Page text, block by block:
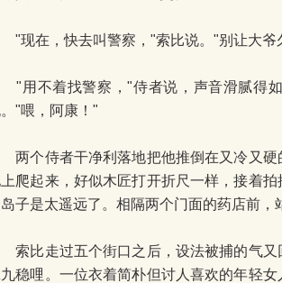
在，快去叫警察，"索比说。"别让大爷
不着找警察，"侍者说，声音滑腻得如
"喂，阿康！"
侍者干净利落地把他推倒在又冷又硬
爬起来，好似木匠打开折尺一样，接着
子是太遥远了。相隔两个门面的药店前
走过五个街口之后，设法被捕的气又
稳哩。一位衣着简朴但讨人喜欢的年轻